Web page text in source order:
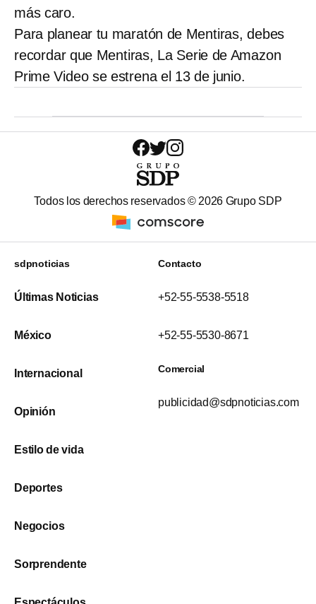
más caro.
Para planear tu maratón de Mentiras, debes
recordar que Mentiras, La Serie de Amazon
Prime Video se estrena el 13 de junio.
Todos los derechos reservados ©2026 Grupo SDP
sdpnoticias
Últimas Noticias
México
Internacional
Opinión
Estilo de vida
Deportes
Negocios
Sorprendente
Contacto
+52-55-5538-5518
+52-55-5530-8671
Comercial
publicidad@sdpnoticias.com